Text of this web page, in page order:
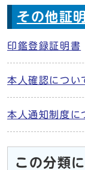
その他証明
印鑑登録証明書
本人確認につい
本人通知制度に
この分類